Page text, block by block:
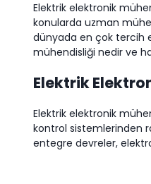
Elektrik elektronik
konularda uzman
dünyada en çok tercih
mühendisliği nedir ve
Elektrik
Elektrik elektronik
kontrol sistemlerinden
entegre devreler,